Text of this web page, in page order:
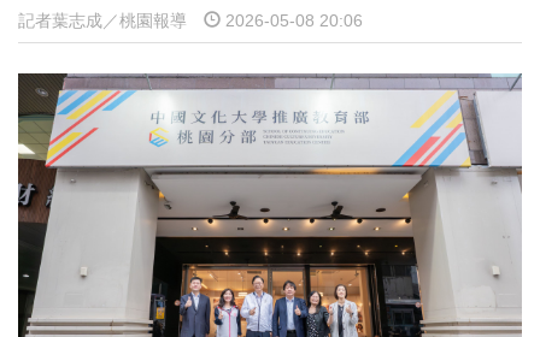
記者葉志成／桃園報導 2026-05-08 20:06